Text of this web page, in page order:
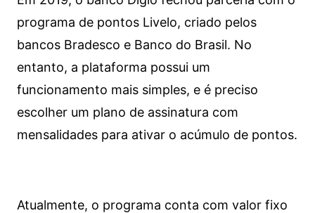
programa de pontos Livelo, criado pelos
bancos Bradesco e Banco do Brasil. No
entanto, a plataforma possui um
funcionamento mais simples, e é preciso
escolher um plano de assinatura com
mensalidades para ativar o acúmulo de pontos.
Atualmente, o programa conta com valor fixo